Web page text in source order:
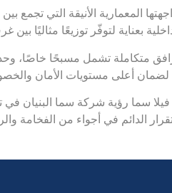
المعمارية الأنيقة التي
بعناية لتوفّر توزيعًا مثاليًا
متكاملة تشمل مسبحًا خاصًا،
لضمان أعلى مستويات الأمان
سما رؤية شركة سما البنيان في
الدائم في أجواء من الفخامة